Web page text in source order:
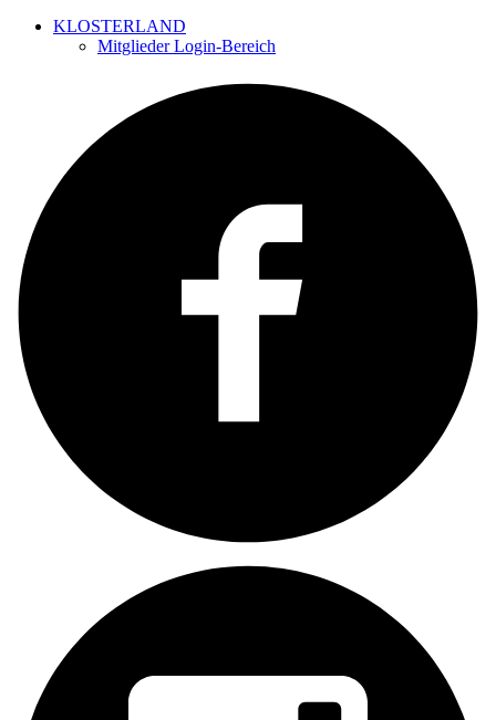
KLOSTERLAND
Mitglieder Login-Bereich